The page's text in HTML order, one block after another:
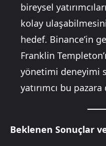
bireysel
kolay
hedef. Binance’in
Franklin
yönetimi deneyimi
yatırımcı bu
Beklenen Sonuçlar